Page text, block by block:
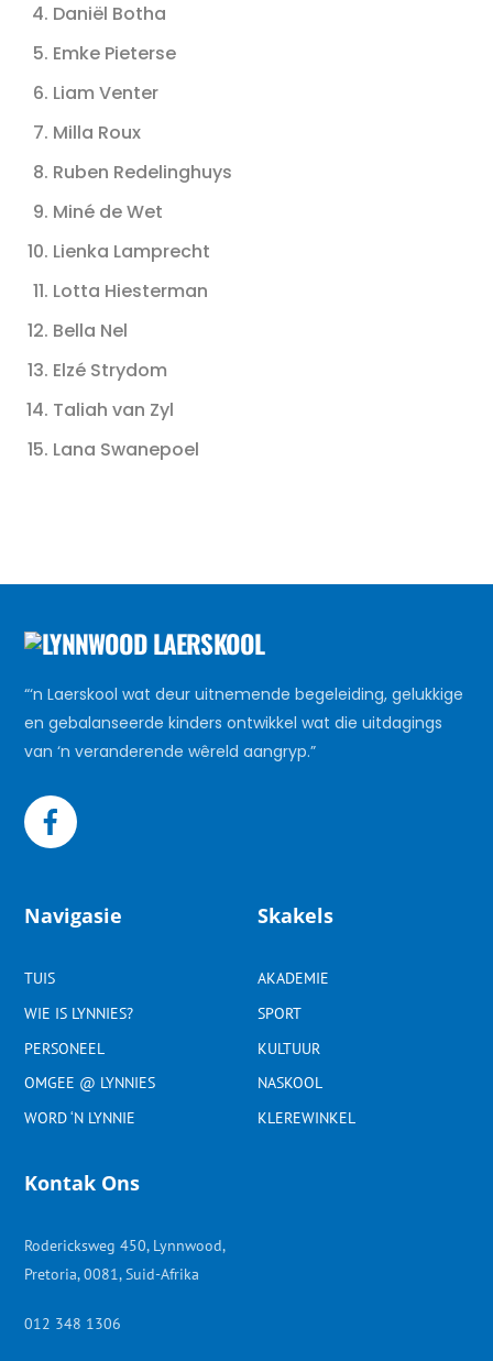
Daniël Botha
Emke Pieterse
Liam Venter
Milla Roux
Ruben Redelinghuys
Miné de Wet
Lienka Lamprecht
Lotta Hiesterman
Bella Nel
Elzé Strydom
Taliah van Zyl
Lana Swanepoel
“‘n Laerskool wat deur uitnemende begeleiding, gelukkige
en gebalanseerde kinders ontwikkel wat die uitdagings
van ‘n veranderende wêreld aangryp.”
Navigasie
TUIS
WIE IS LYNNIES?
PERSONEEL
OMGEE @ LYNNIES
WORD ‘N LYNNIE
Skakels
AKADEMIE
SPORT
KULTUUR
NASKOOL
KLEREWINKEL
Kontak Ons
Rodericksweg 450, Lynnwood,
Pretoria, 0081, Suid-Afrika
012 348 1306